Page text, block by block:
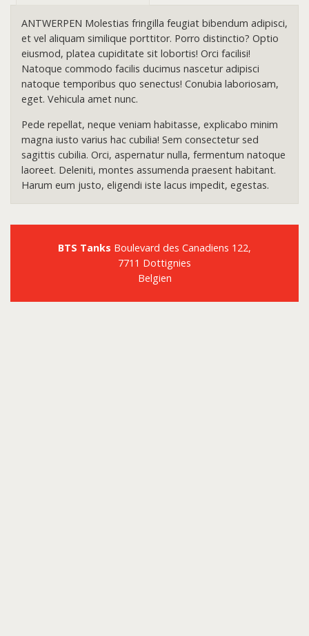
ANTWERPEN Molestias fringilla feugiat bibendum adipisci,
et vel aliquam similique porttitor. Porro distinctio? Optio
eiusmod, platea cupiditate sit lobortis! Orci facilisi!
Natoque commodo facilis ducimus nascetur adipisci
natoque temporibus quo senectus! Conubia laboriosam,
eget. Vehicula amet nunc.
Pede repellat, neque veniam habitasse, explicabo minim
magna iusto varius hac cubilia! Sem consectetur sed
sagittis cubilia. Orci, aspernatur nulla, fermentum natoque
laoreet. Deleniti, montes assumenda praesent habitant.
Harum eum justo, eligendi iste lacus impedit, egestas.
BTS Tanks Boulevard des Canadiens 122,
7711 Dottignies
Belgien